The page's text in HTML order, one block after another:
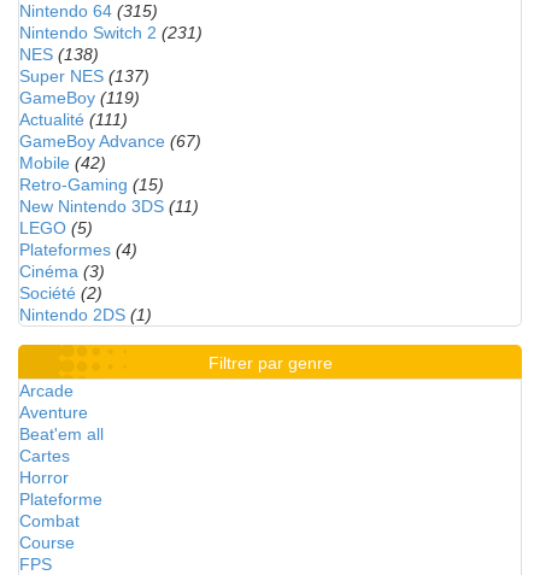
Nintendo 64 (315)
Nintendo Switch 2 (231)
NES (138)
Super NES (137)
GameBoy (119)
Actualité (111)
GameBoy Advance (67)
Mobile (42)
Retro-Gaming (15)
New Nintendo 3DS (11)
LEGO (5)
Plateformes (4)
Cinéma (3)
Société (2)
Nintendo 2DS (1)
Filtrer par genre
Arcade
Aventure
Beat'em all
Cartes
Horror
Plateforme
Combat
Course
FPS